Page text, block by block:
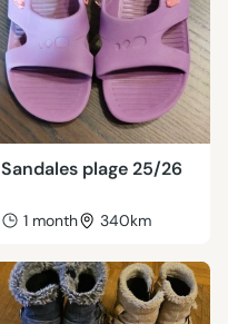
Sandales plage 25/26
1 month 340km